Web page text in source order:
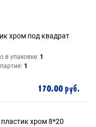
хром под квадрат
в упаковке: 1
1
170.00 руб.
хром 8*20